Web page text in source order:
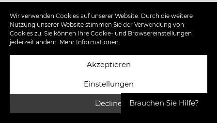
Wir verwenden Cookies auf unserer Website. Durch die weitere
Nutzung unserer Website stimmen Sie der Verwendung von
Cookies zu. Sie können Ihre Cookie- und Browsereinstellungen
jederzeit ändern. Mehr Informationen
Decline
Einstellungen
Akzeptieren
Kundendienst
Versand und Rücksendungen
FAQ zu Wandpaneelen
FAQ zu Türen
Brauchen Sie Hilfe?